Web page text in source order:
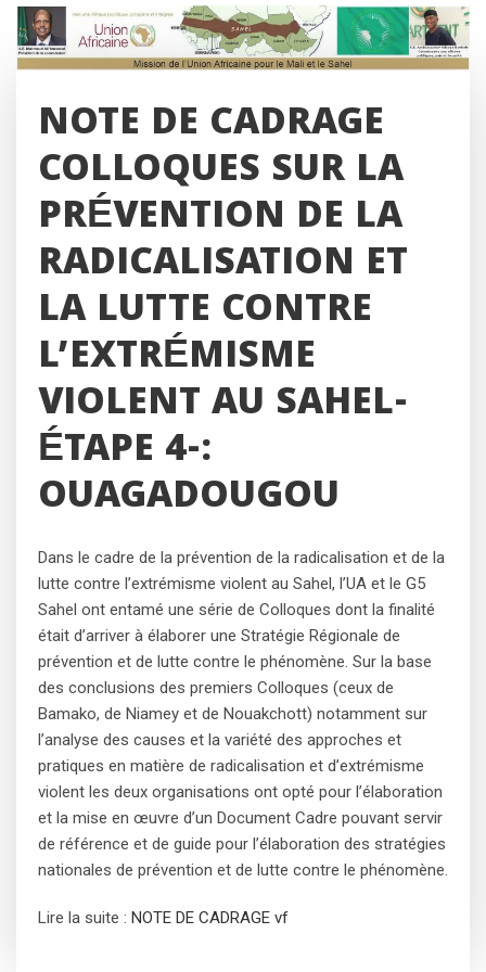
Skip
content
NOTE DE CADRAGE
COLLOQUES SUR LA
PRÉVENTION DE LA
RADICALISATION ET
LA LUTTE CONTRE
L’EXTRÉMISME
VIOLENT AU SAHEL-
ÉTAPE 4-:
OUAGADOUGOU
Dans le cadre de la prévention de la radicalisation et de la
lutte contre l’extrémisme violent au Sahel, l’UA et le G5
Sahel ont entamé une série de Colloques dont la finalité
était d’arriver à élaborer une Stratégie Régionale de
prévention et de lutte contre le phénomène. Sur la base
des conclusions des premiers Colloques (ceux de
Bamako, de Niamey et de Nouakchott) notamment sur
l’analyse des causes et la variété des approches et
pratiques en matière de radicalisation et d’extrémisme
violent les deux organisations ont opté pour l’élaboration
et la mise en œuvre d’un Document Cadre pouvant servir
de référence et de guide pour l’élaboration des stratégies
nationales de prévention et de lutte contre le phénomène.
Lire la suite : NOTE DE CADRAGE vf